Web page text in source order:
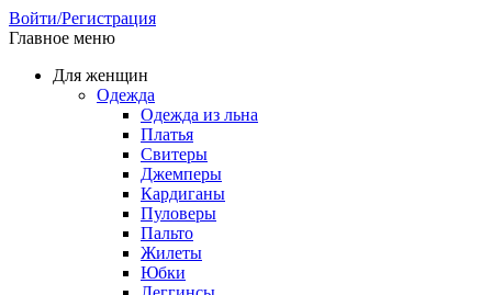
Войти/Регистрация
Главное меню
Для женщин
Одежда
Одежда из льна
Платья
Свитеры
Джемперы
Кардиганы
Пуловеры
Пальто
Жилеты
Юбки